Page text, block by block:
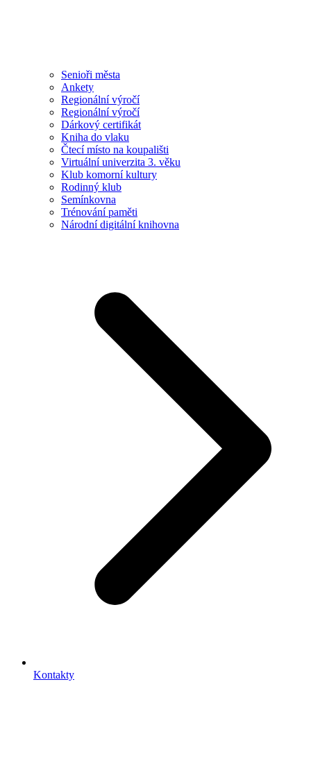
Senioři města
Ankety
Regionální výročí
Regionální výročí
Dárkový certifikát
Kniha do vlaku
Čtecí místo na koupališti
Virtuální univerzita 3. věku
Klub komorní kultury
Rodinný klub
Semínkovna
Trénování paměti
Národní digitální knihovna
Kontakty